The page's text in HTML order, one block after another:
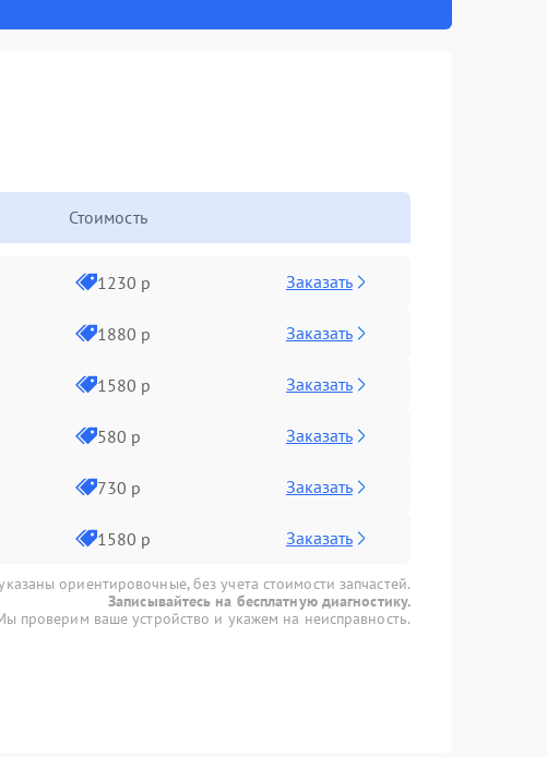
Стоимость
1230 р Заказать
1880 р Заказать
1580 р Заказать
580 р Заказать
730 р Заказать
1580 р Заказать
ориентировочные, без учета стоимости запчастей.
Записывайтесь на бесплатную диагностику.
проверим ваше устройство и укажем на неисправность.